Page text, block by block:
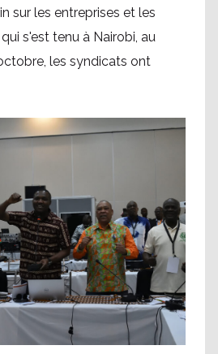
sur les entreprises et les
s'est tenu à Nairobi, au
les syndicats ont